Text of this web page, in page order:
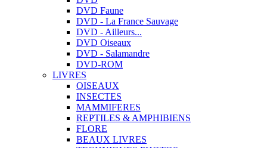
DVD Faune
DVD - La France Sauvage
DVD - Ailleurs...
DVD Oiseaux
DVD - Salamandre
DVD-ROM
LIVRES
OISEAUX
INSECTES
MAMMIFERES
REPTILES & AMPHIBIENS
FLORE
BEAUX LIVRES